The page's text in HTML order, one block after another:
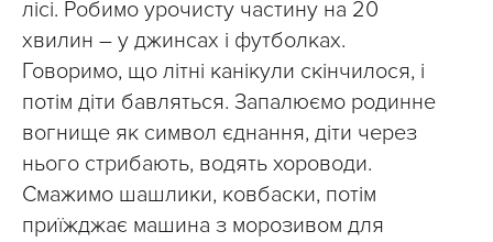
лісі. Робимо урочисту частину на 20
хвилин – у джинсах і футболках.
Говоримо, що літні канікули скінчилося, і
потім діти бавляться. Запалюємо родинне
вогнище як символ єднання, діти через
нього стрибають, водять хороводи.
Смажимо шашлики, ковбаски, потім
приїжджає машина з морозивом для